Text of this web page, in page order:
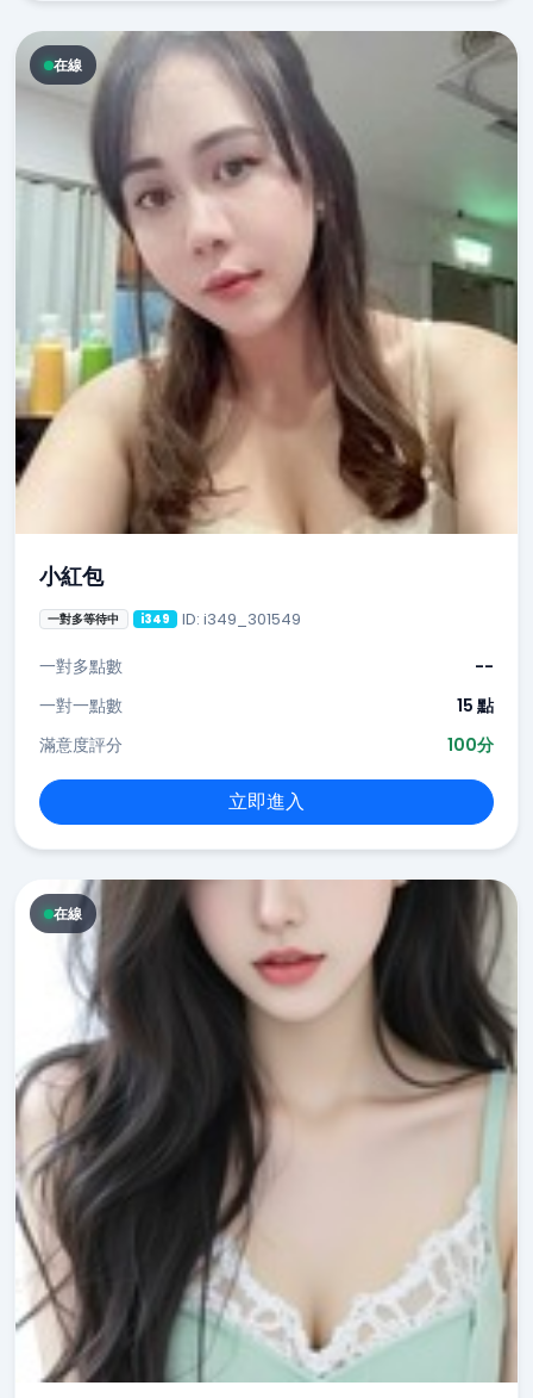
在線
小紅包
一對多等待中 i349 ID: i349_301549
一對多點數
--
一對一點數
15 點
滿意度評分
100分
立即進入
在線